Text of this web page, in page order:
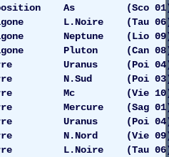
As (Sco 01)
L.Noire (Tau
Neptune (Lio 09)
Pluton (Can 08)
Uranus (Poi 04)
N.Sud (Poi 03)
Mc (Vie 10)
Mercure (Sag 01)
Uranus (Poi 04)
N.Nord (Vie 09)
L.Noire (Tau